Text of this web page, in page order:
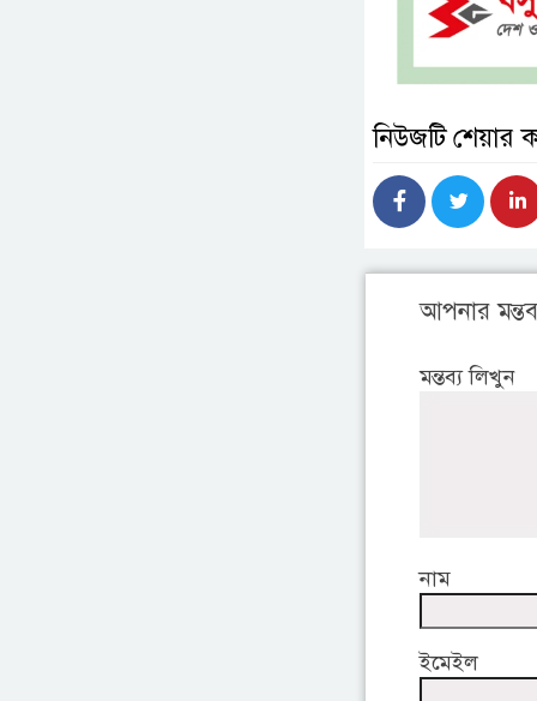
নিউজটি শেয়ার
আপনার
মন্তব্য লিখুন
নাম
ইমেইল